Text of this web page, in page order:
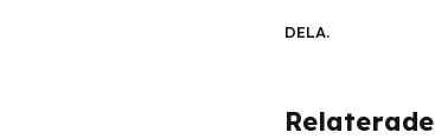
DELA.
Relaterade